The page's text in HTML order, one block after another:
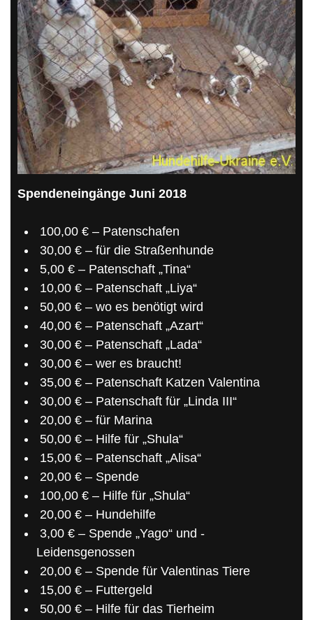
Spendeneingänge Juni 2018
100,00 € – Patenschafen
30,00 € – für die Straßenhunde
5,00 € – Patenschaft „Tina“
10,00 € – Patenschaft „Liya“
50,00 € – wo es benötigt wird
40,00 € – Patenschaft „Azart“
30,00 € – Patenschaft „Lada“
30,00 € – wer es braucht!
35,00 € – Patenschaft Katzen Valentina
30,00 € – Patenschaft für „Linda III“
20,00 € – für Marina
50,00 € – Hilfe für „Shula“
15,00 € – Patenschaft „Alisa“
20,00 € – Spende
100,00 € – Hilfe für „Shula“
20,00 € – Hundehilfe
3,00 € – Spende „Yago“ und ­
Leidensgenossen­
20,00 € – Spende für Valentinas Tiere
15,00 € – Futtergeld
50,00 € – Hilfe für das Tierheim